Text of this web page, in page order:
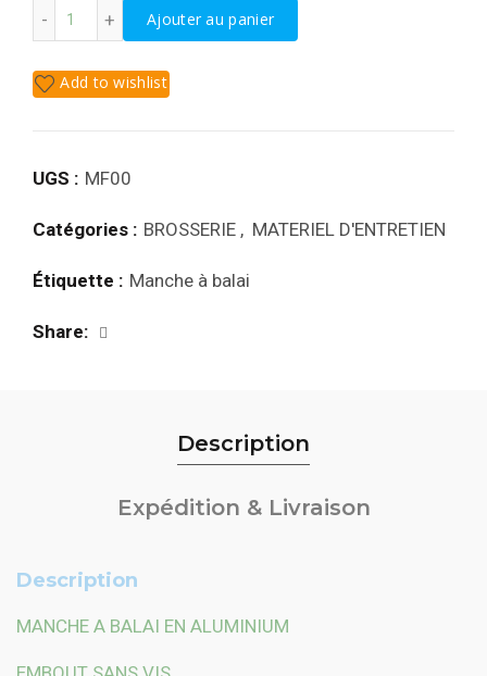
Ajouter au panier
Add to wishlist
UGS : MF00
Catégories : BROSSERIE , MATERIEL D'ENTRETIEN
Étiquette : Manche à balai
Share
Description
Expédition & Livraison
Description
MANCHE A BALAI EN ALUMINIUM